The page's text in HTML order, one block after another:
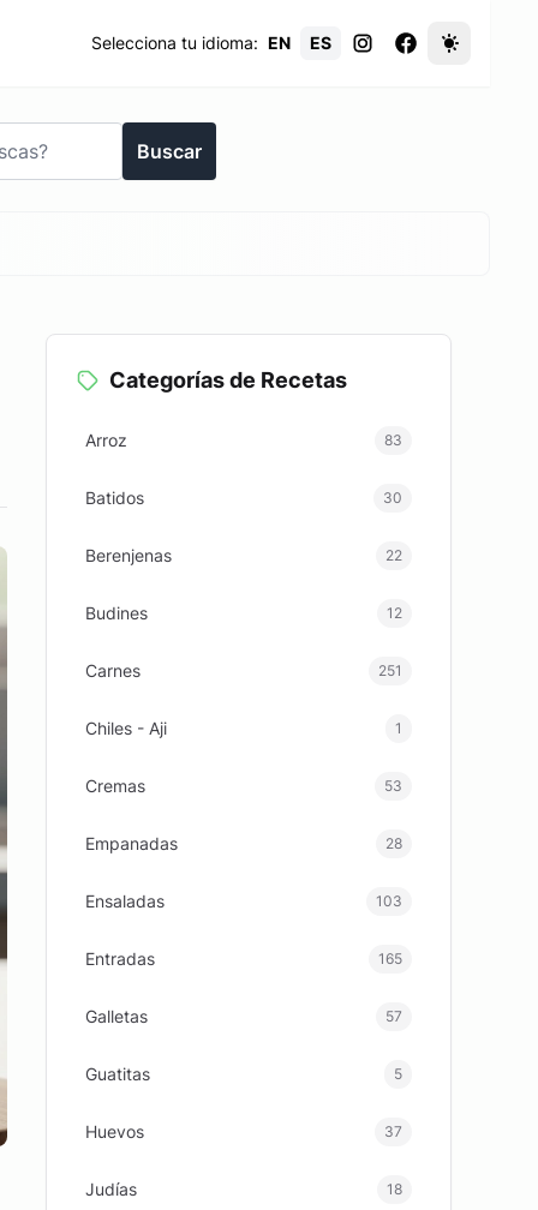
Selecciona tu idioma: EN ES
Buscar
Categorías de Recetas
Arroz 83
Batidos 30
Berenjenas 22
Budines 12
Carnes 251
Chiles - Aji 1
Cremas 53
Empanadas 28
Ensaladas 103
Entradas 165
Galletas 57
Guatitas 5
Huevos 37
Judías 18